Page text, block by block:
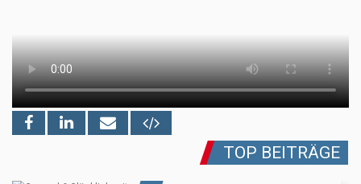
TOP BEITRÄGE